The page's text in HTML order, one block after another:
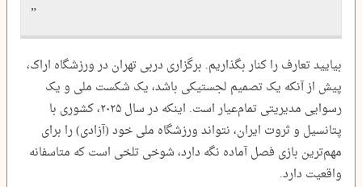
بیایید تعارف را کنار بگذاریم. برگزاری دربی تهران در ورزشگاه اراک،
پیش از آنکه یک تصمیم لجستیکی باشد، یک شکست ملی و یک
رسوایی مدیریتی تمام‌عیار است. اینکه در سال ۲۰۲۵، کشوری با
پتانسیل و ثروت ایران، نتواند ورزشگاه ملی خود (آزادی) را برای
مهم‌ترین بازی فصل آماده نگه دارد، شوخی تلخی است که متاسفانه
واقعیت دارد.